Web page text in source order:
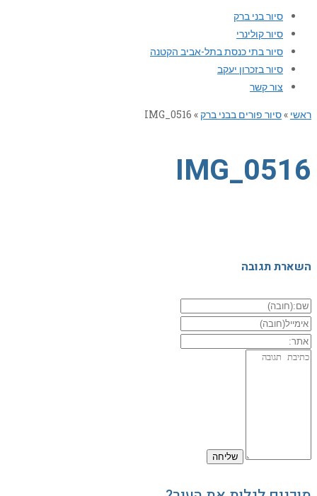
סיור בני ברק
סיור קולינרי
סיור בתי כנסת בתל-אביב הקטנה
סיור בזכרון יעקב
צור קשר
ראשי »סיור פורים בבני ברק»
IMG_0516
IMG_0516
השארת תגובה